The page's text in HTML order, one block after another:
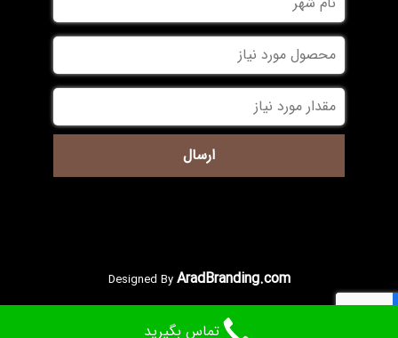
*
*
Designed ByAradBranding.com
تماس بگیرید